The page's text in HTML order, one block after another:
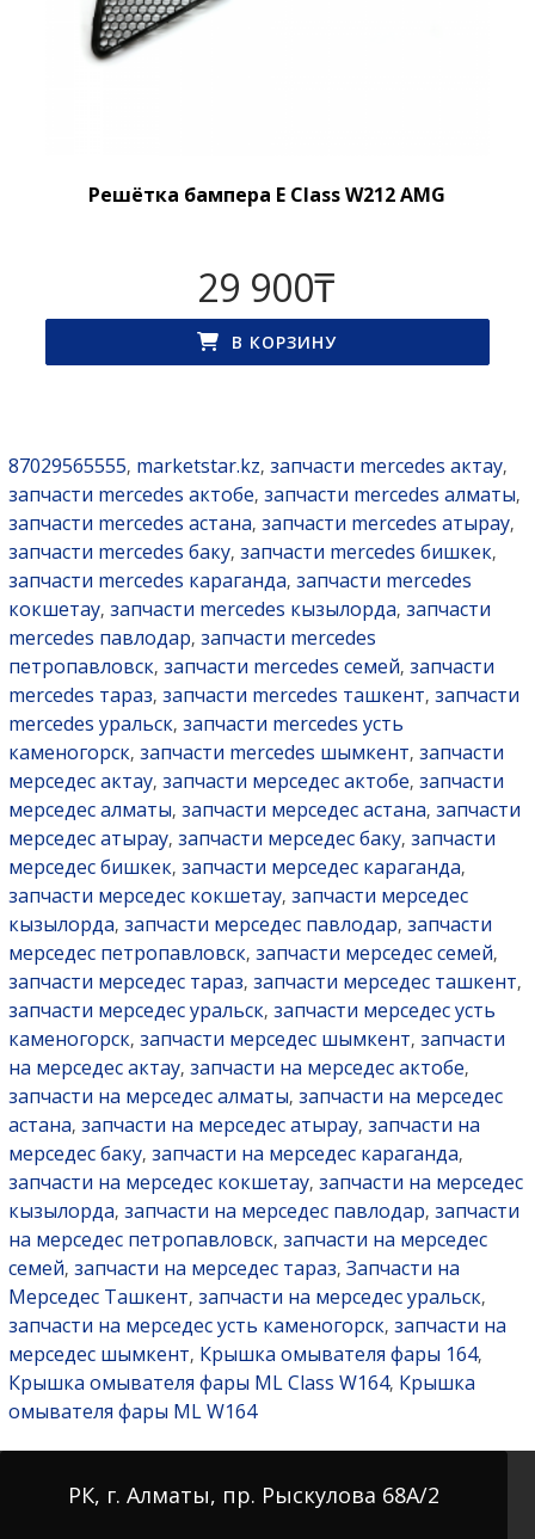
Решётка бампера E Class W212 AMG
29 900₸
В КОРЗИНУ
87029565555, marketstar.kz, запчасти mercedes актау,
запчасти mercedes актобе, запчасти mercedes алматы,
запчасти mercedes астана, запчасти mercedes атырау,
запчасти mercedes баку, запчасти mercedes бишкек,
запчасти mercedes караганда, запчасти mercedes
кокшетау, запчасти mercedes кызылорда, запчасти
mercedes павлодар, запчасти mercedes
петропавловск, запчасти mercedes семей, запчасти
mercedes тараз, запчасти mercedes ташкент, запчасти
mercedes уральск, запчасти mercedes усть
каменогорск, запчасти mercedes шымкент, запчасти
мерседес актау, запчасти мерседес актобе, запчасти
мерседес алматы, запчасти мерседес астана, запчасти
мерседес атырау, запчасти мерседес баку, запчасти
мерседес бишкек, запчасти мерседес караганда,
запчасти мерседес кокшетау, запчасти мерседес
кызылорда, запчасти мерседес павлодар, запчасти
мерседес петропавловск, запчасти мерседес семей,
запчасти мерседес тараз, запчасти мерседес ташкент,
запчасти мерседес уральск, запчасти мерседес усть
каменогорск, запчасти мерседес шымкент, запчасти
на мерседес актау, запчасти на мерседес актобе,
запчасти на мерседес алматы, запчасти на мерседес
астана, запчасти на мерседес атырау, запчасти на
мерседес баку, запчасти на мерседес караганда,
запчасти на мерседес кокшетау, запчасти на мерседес
кызылорда, запчасти на мерседес павлодар, запчасти
на мерседес петропавловск, запчасти на мерседес
семей, запчасти на мерседес тараз, Запчасти на
Мерседес Ташкент, запчасти на мерседес уральск,
запчасти на мерседес усть каменогорск, запчасти на
мерседес шымкент, Крышка омывателя фары 164,
Крышка омывателя фары ML Class W164, Крышка
омывателя фары ML W164
РК, г. Алматы, пр. Рыскулова 68А/2